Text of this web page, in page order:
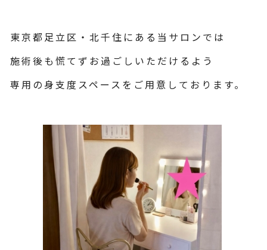
東京都足立区・北千住にある当サロンでは
施術後も慌てずお過ごしいただけるよう
専用の身支度スペースをご用意しております。